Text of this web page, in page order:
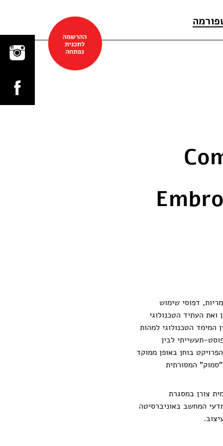
דפוסי שימוש
ואת העתיד הטכנולוגי
הטכנולוגי למהות
תעשייתי לבין
בוחן באופן ממוקד
המסורתית
צורן במסגרת
המחשב באוניברסיטה